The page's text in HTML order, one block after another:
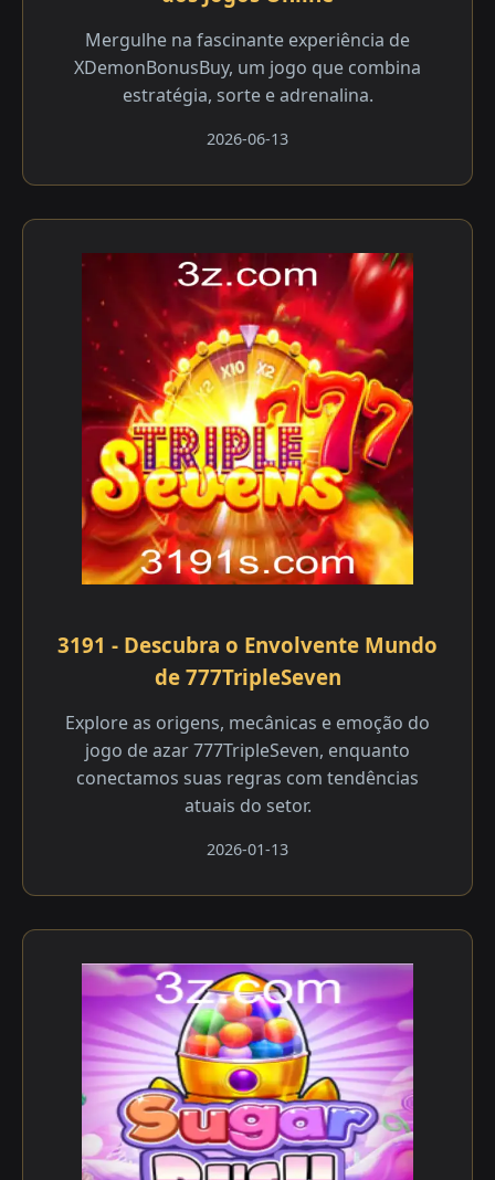
Mergulhe na fascinante experiência de
XDemonBonusBuy, um jogo que combina
estratégia, sorte e adrenalina.
2026-06-13
3191 - Descubra o Envolvente Mundo
de 777TripleSeven
Explore as origens, mecânicas e emoção do
jogo de azar 777TripleSeven, enquanto
conectamos suas regras com tendências
atuais do setor.
2026-01-13